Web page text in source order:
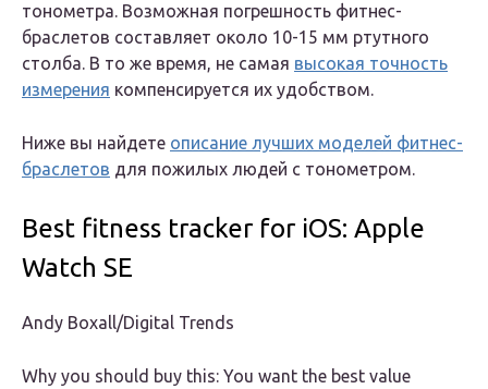
тонометра. Возможная погрешность фитнес-
браслетов составляет около 10-15 мм ртутного
столба. В то же время, не самая высокая точность
измерения компенсируется их удобством.
Ниже вы найдете описание лучших моделей фитнес-
браслетов для пожилых людей с тонометром.
Best fitness tracker for iOS: Apple
Watch SE
Andy Boxall/Digital Trends
Why you should buy this: You want the best value